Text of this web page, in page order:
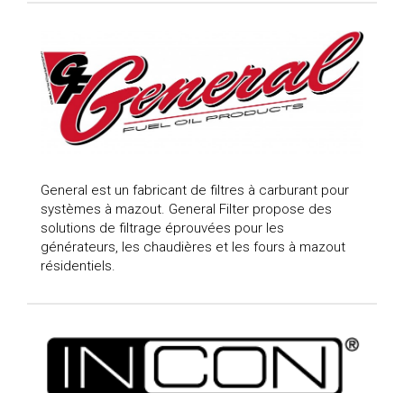
General est un fabricant de filtres à carburant pour
systèmes à mazout. General Filter propose des
solutions de filtrage éprouvées pour les
générateurs, les chaudières et les fours à mazout
résidentiels.